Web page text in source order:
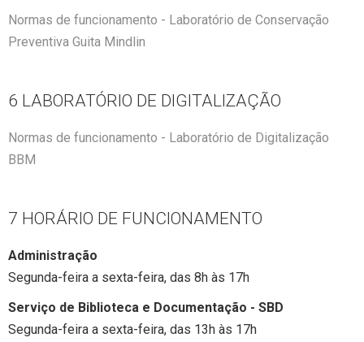
Normas de funcionamento - Laboratório de Conservação
Preventiva Guita Mindlin
6 LABORATÓRIO DE DIGITALIZAÇÃO
Normas de funcionamento - Laboratório de Digitalização
BBM
7 HORÁRIO DE FUNCIONAMENTO
Administração
Segunda-feira a sexta-feira, das 8h às 17h
Serviço de Biblioteca e Documentação - SBD
Segunda-feira a sexta-feira, das 13h às 17h